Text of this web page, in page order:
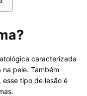
caracterizada
pele. Também
tipo de lesão é